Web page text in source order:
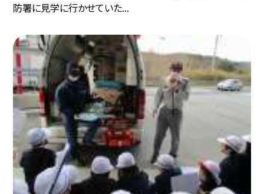
防署に見学に行かせていた...